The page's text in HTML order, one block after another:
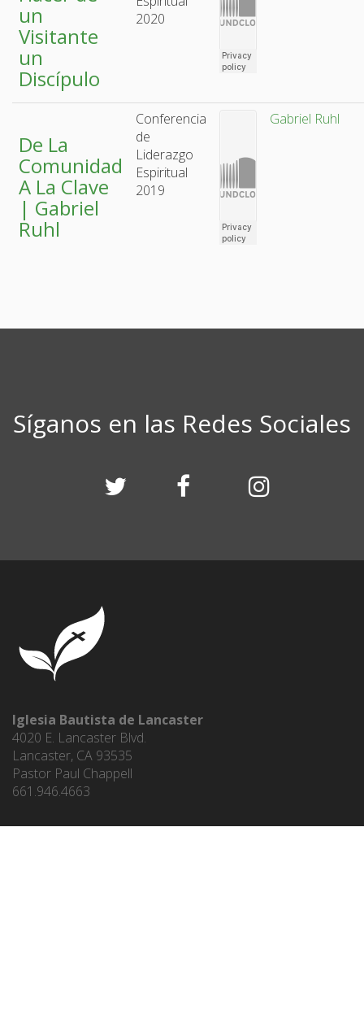
un
Visitante
un
Discípulo
2020
De La
Comunidad
A La Clave
| Gabriel
Ruhl
Conferencia
de
Liderazgo
Espiritual
2019
Gabriel Ruhl
Síganos en las Redes Sociales
Iglesia Bautista de Lancaster
4020 E. Lancaster Blvd.
Lancaster, CA 93535
Pastor Paul Chappell
661.946.4663